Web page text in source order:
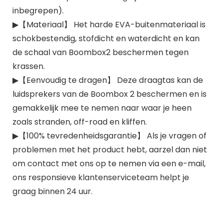
inbegrepen).
▶【Materiaal】 Het harde EVA-buitenmateriaal is
schokbestendig, stofdicht en waterdicht en kan
de schaal van Boombox2 beschermen tegen
krassen.
▶【Eenvoudig te dragen】 Deze draagtas kan de
luidsprekers van de Boombox 2 beschermen en is
gemakkelijk mee te nemen naar waar je heen
zoals stranden, off-road en kliffen.
▶【100% tevredenheidsgarantie】 Als je vragen of
problemen met het product hebt, aarzel dan niet
om contact met ons op te nemen via een e-mail,
ons responsieve klantenserviceteam helpt je
graag binnen 24 uur.